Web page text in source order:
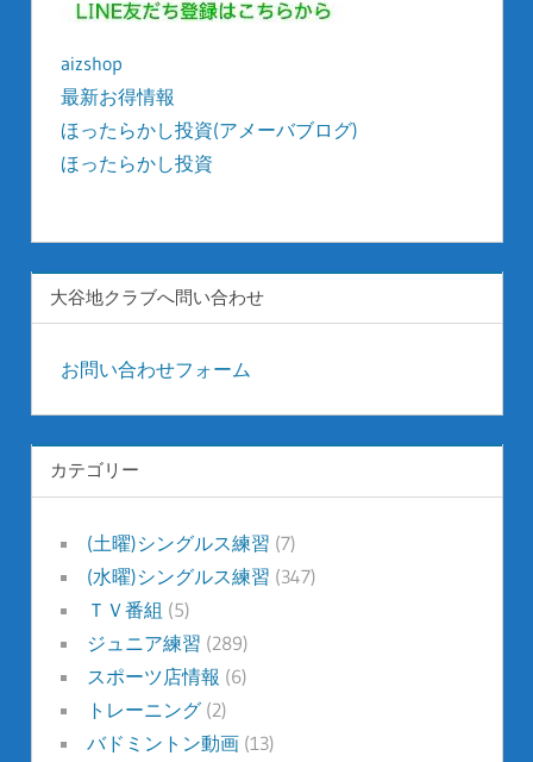
aizshop
最新お得情報
ほったらかし投資(アメーバブログ)
ほったらかし投資
大谷地クラブへ問い合わせ
お問い合わせフォーム
カテゴリー
(土曜)シングルス練習 (7)
(水曜)シングルス練習 (347)
ＴＶ番組 (5)
ジュニア練習 (289)
スポーツ店情報 (6)
トレーニング(2)
バドミントン動画(13)